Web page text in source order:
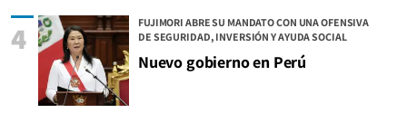
FUJIMORI ABRE SU MANDATO CON UNA OFENSIVA
DE SEGURIDAD, INVERSIÓN Y AYUDA SOCIAL
Nuevo gobierno en Perú
4